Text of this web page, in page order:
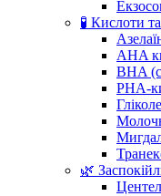
🧪 Кислоти
AHA
BHA
PHA-
🌿